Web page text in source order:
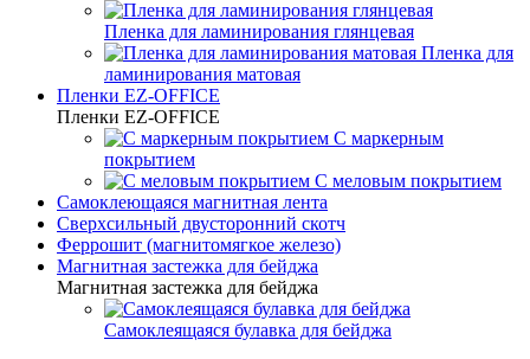
Пленка для ламинирования глянцевая
Пленка для
ламинирования матовая
Пленки EZ-OFFICE
Пленки EZ-OFFICE
С маркерным
покрытием
С меловым покрытием
Самоклеющаяся магнитная лента
Сверхсильный двусторонний скотч
Феррошит (магнитомягкое железо)
Магнитная застежка для бейджа
Магнитная застежка для бейджа
Самоклеящаяся булавка для бейджа